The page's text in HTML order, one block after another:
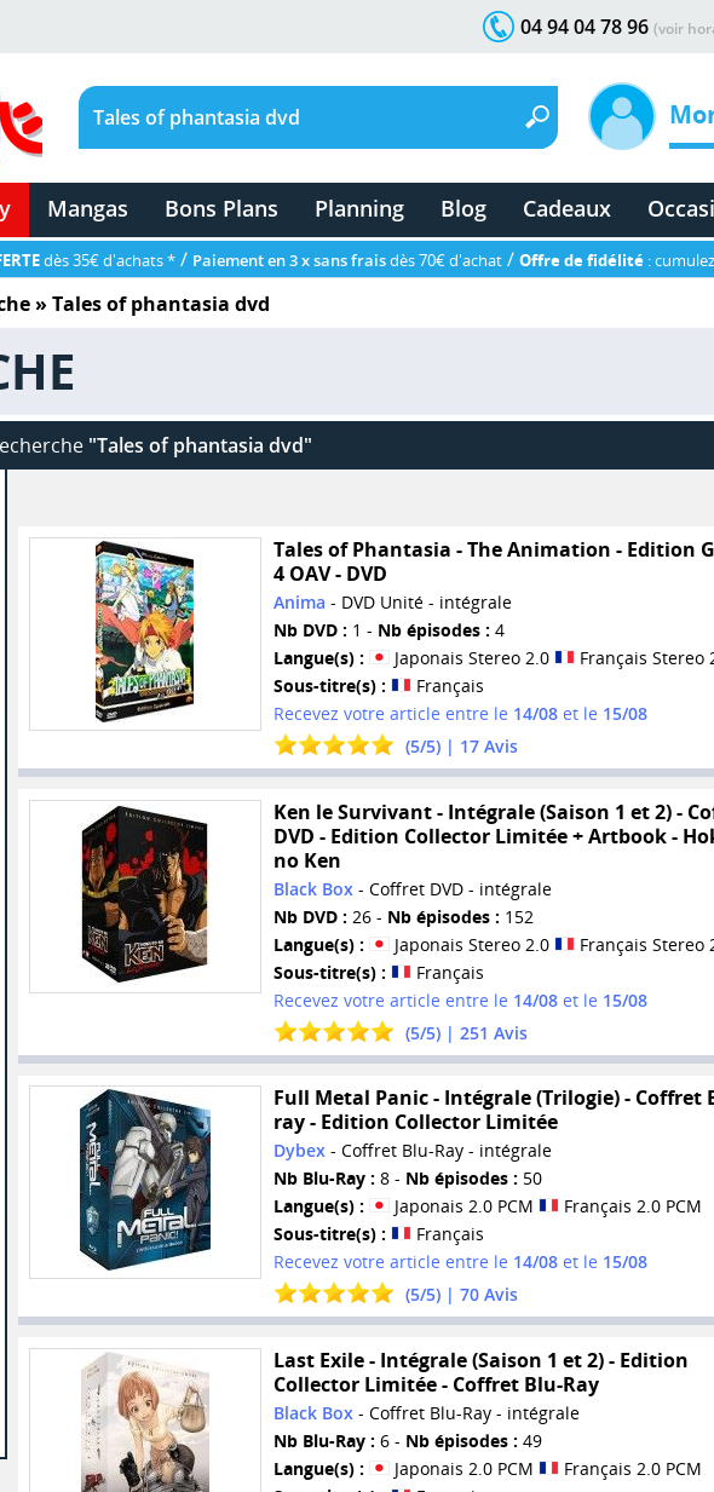
04 94 04 78 96 (voir
Mangas Bons Plans Planning Blog Cadeaux
dès 35€ d'achats * / Paiement en 3 x sans fraisdès 70€ d'achat / Offre de fidélité :
» Tales of phantasia dvd
"Tales of phantasia dvd"
Tales of Phantasia - The Animation - Edition
4 OAV - DVD
Anima - DVD Unité - intégrale
Nb DVD : 1 - Nb épisodes : 4
Langue(s) :
Japonais Stereo 2.0
Français Stereo
Sous-titre(s) :
Français
Recevez votre article entre le 14/08et le 15/08
(5/5) | 17Avis
Ken le Survivant - Intégrale (Saison 1 et 2) -
DVD - Edition Collector Limitée + Artbook -
no Ken
Black Box- Coffret DVD - intégrale
Nb DVD : 26 - Nb épisodes : 152
Langue(s) :
Japonais Stereo 2.0
Français Stereo
Sous-titre(s) :
Français
Recevez votre article entre le 14/08et le 15/08
(5/5) | 251 Avis
Full Metal Panic - Intégrale (Trilogie) - Coffret
ray - Edition Collector Limitée
Dybex- Coffret Blu-Ray - intégrale
Nb Blu-Ray : 8 - Nb épisodes : 50
Langue(s) :
Japonais 2.0 PCM
Français 2.0 PCM
Sous-titre(s) :
Français
Recevez votre article entre le 14/08et le 15/08
(5/5) | 70Avis
Last Exile - Intégrale (Saison 1 et 2) - Edition
Collector Limitée - Coffret Blu-Ray
Black Box- Coffret Blu-Ray - intégrale
Nb Blu-Ray : 6 - Nb épisodes : 49
Langue(s) :
Japonais 2.0 PCM
Français 2.0 PCM